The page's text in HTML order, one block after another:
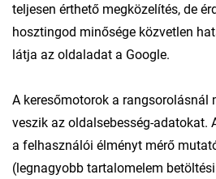
teljesen érthető megközelítés, de
hosztingod minősége közvetlen
látja az oldaladat a Google.
A keresőmotorok a rangsorolásnál
veszik az oldalsebesség-adatokat.
a felhasználói élményt mérő
(legnagyobb tartalomelem